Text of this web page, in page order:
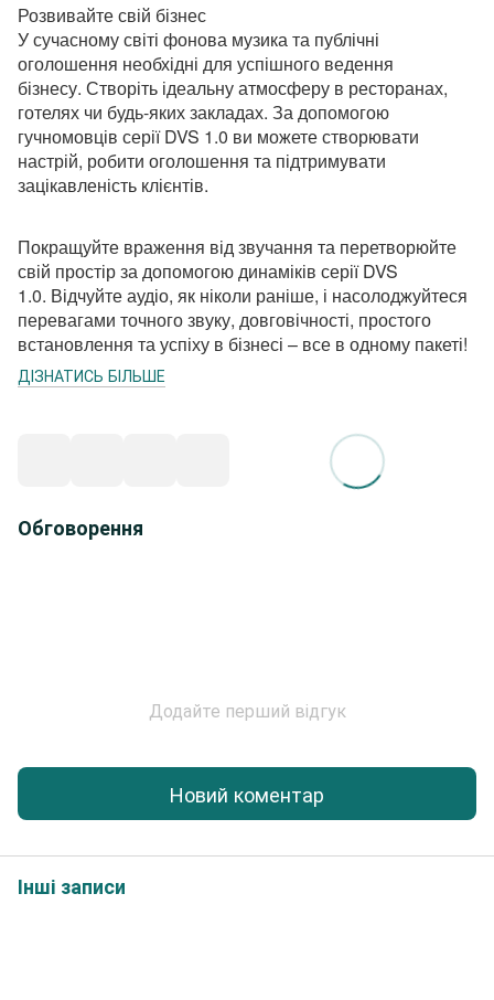
Розвивайте свій бізнес
У сучасному світі фонова музика та публічні
оголошення необхідні для успішного ведення
бізнесу. Створіть ідеальну атмосферу в ресторанах,
готелях чи будь-яких закладах. За допомогою
гучномовців серії DVS 1.0 ви можете створювати
настрій, робити оголошення та підтримувати
зацікавленість клієнтів.
Покращуйте враження від звучання та перетворюйте
свій простір за допомогою динаміків серії DVS
1.0. Відчуйте аудіо, як ніколи раніше, і насолоджуйтеся
перевагами точного звуку, довговічності, простого
встановлення та успіху в бізнесі – все в одному пакеті!
ДІЗНАТИСЬ БІЛЬШЕ
Обговорення
Додайте перший відгук
Новий коментар
Інші записи